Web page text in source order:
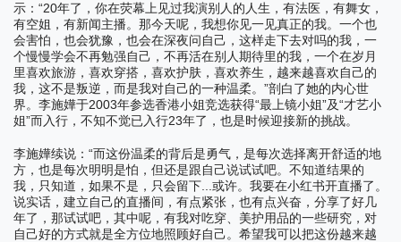
示： “20年了，你在荧幕上见过我演别人的人生，有法医，有舞女，
有空姐，有新闻主播。那今天呢，我想你见一见真正的我。一个也
会害怕，也会犹豫，也会在深夜问自己，这样走下去对吗的我，一
个慢慢学会不再勉强自己，不再活在别人期待里的我，一个在岁月
里喜欢旅游，喜欢穿搭，喜欢护肤，喜欢养生，越来越喜欢自己的
我，这不是叛逆，而是我对自己的一种温柔。 ”剖白了她的内心世
界。李施嬅于2003年参选香港小姐竞选获得“最上镜小姐 ”及“才艺小
姐 ”而入行，不知不觉已入行23年了，也是时候迎接新的挑战。
李施嬅续说： “而这份温柔的背后是勇气，是每次选择离开舒适的地
方，也是每次明明是怕，但还是跟自己说试试吧。不知道结果的
我，只知道，如果不是，只会留下
或许。我要在小红书开直播了。
说实话，建立自己的直播间，有点紧张，也有点兴奋，分享了好几
年了，那试试吧，其中呢，有我对吃穿、美护用品的一些研究，对
自己好的方式就是全方位地照顾好自己。希望我可以把这份越来越